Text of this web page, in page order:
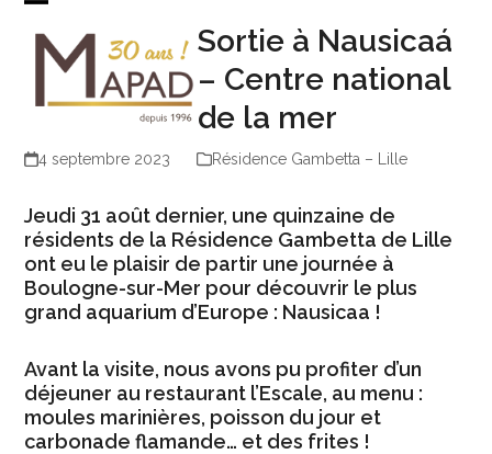
Skip
contentmobile
menu
mobile
menu
Sortie à Nausicaá
– Centre national
de la mer
4 septembre 2023 Résidence Gambetta – Lille
Jeudi 31 août dernier, une quinzaine de
résidents de la Résidence Gambetta de Lille
ont eu le plaisir de partir une journée à
Boulogne-sur-Mer pour découvrir le plus
grand aquarium d’Europe : Nausicaa !
Avant la visite, nous avons pu profiter d’un
déjeuner au restaurant l’Escale, au menu :
moules marinières, poisson du jour et
carbonade flamande… et des frites !